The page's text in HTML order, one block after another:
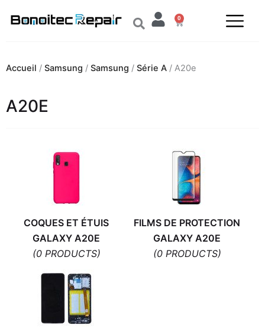
0
Panier
Accueil / Samsung / Samsung / Série A / A20e
A20E
COQUES ET ÉTUIS
GALAXY A20E
(0 PRODUCTS)
FILMS DE PROTECTION
GALAXY A20E
(0 PRODUCTS)